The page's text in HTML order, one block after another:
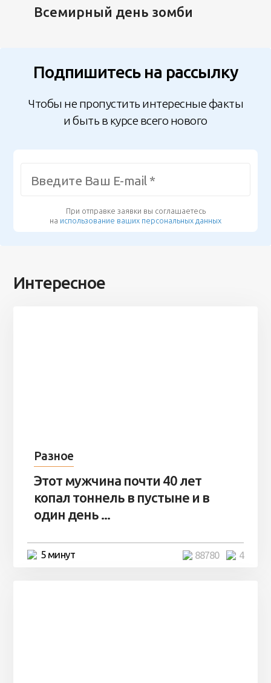
Всемирный день зомби
Подпишитесь на рассылку
Чтобы не пропустить интересные факты
и быть в курсе всего нового
При отправке заявки вы соглашаетесь
на использование ваших персональных данных
Интересное
Разное
Этот мужчина почти 40 лет
копал тоннель в пустыне и в
один день ...
5 минут 4
88780